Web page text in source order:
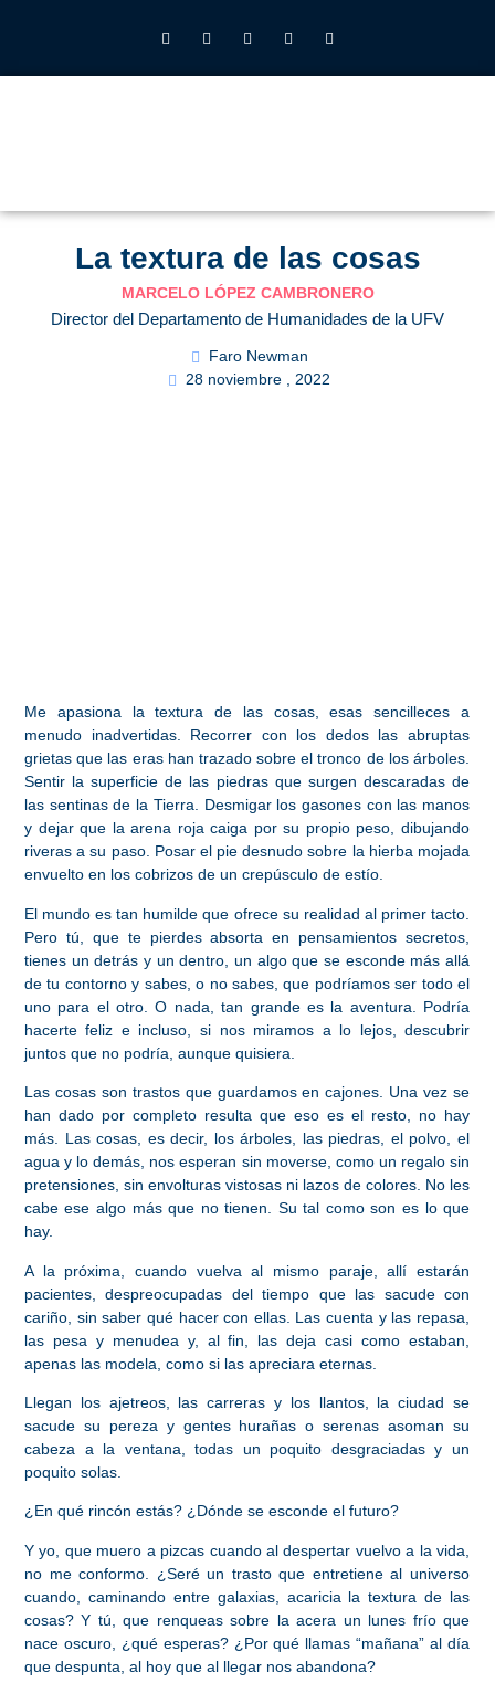
La textura de las cosas
MARCELO LÓPEZ CAMBRONERO
Director del Departamento de Humanidades de la UFV
Faro Newman
28 noviembre , 2022
Me apasiona la textura de las cosas, esas sencilleces a
menudo inadvertidas. Recorrer con los dedos las abruptas
grietas que las eras han trazado sobre el tronco de los árboles.
Sentir la superficie de las piedras que surgen descaradas de
las sentinas de la Tierra. Desmigar los gasones con las manos
y dejar que la arena roja caiga por su propio peso, dibujando
riveras a su paso. Posar el pie desnudo sobre la hierba mojada
envuelto en los cobrizos de un crepúsculo de estío.
El mundo es tan humilde que ofrece su realidad al primer tacto.
Pero tú, que te pierdes absorta en pensamientos secretos,
tienes un detrás y un dentro, un algo que se esconde más allá
de tu contorno y sabes, o no sabes, que podríamos ser todo el
uno para el otro. O nada, tan grande es la aventura. Podría
hacerte feliz e incluso, si nos miramos a lo lejos, descubrir
juntos que no podría, aunque quisiera.
Las cosas son trastos que guardamos en cajones. Una vez se
han dado por completo resulta que eso es el resto, no hay
más. Las cosas, es decir, los árboles, las piedras, el polvo, el
agua y lo demás, nos esperan sin moverse, como un regalo sin
pretensiones, sin envolturas vistosas ni lazos de colores. No les
cabe ese algo más que no tienen. Su tal como son es lo que
hay.
A la próxima, cuando vuelva al mismo paraje, allí estarán
pacientes, despreocupadas del tiempo que las sacude con
cariño, sin saber qué hacer con ellas. Las cuenta y las repasa,
las pesa y menudea y, al fin, las deja casi como estaban,
apenas las modela, como si las apreciara eternas.
Llegan los ajetreos, las carreras y los llantos, la ciudad se
sacude su pereza y gentes hurañas o serenas asoman su
cabeza a la ventana, todas un poquito desgraciadas y un
poquito solas.
¿En qué rincón estás? ¿Dónde se esconde el futuro?
Y yo, que muero a pizcas cuando al despertar vuelvo a la vida,
no me conformo. ¿Seré un trasto que entretiene al universo
cuando, caminando entre galaxias, acaricia la textura de las
cosas? Y tú, que renqueas sobre la acera un lunes frío que
nace oscuro, ¿qué esperas? ¿Por qué llamas “mañana” al día
que despunta, al hoy que al llegar nos abandona?